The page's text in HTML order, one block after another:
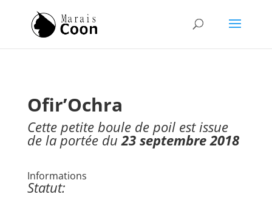
Ofir’Ochra
Cette petite boule de poil est issue
de la portée du23 septembre 2018
Informations
Statut: